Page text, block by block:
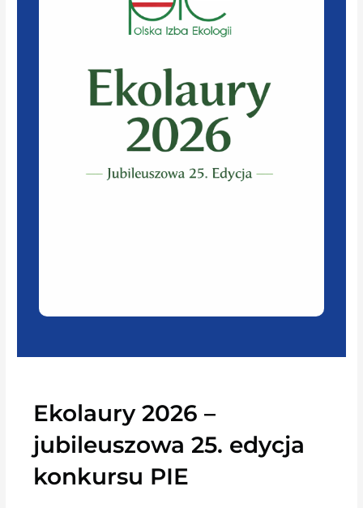
Ekolaury 2026 –
jubileuszowa 25. edycja
konkursu PIE